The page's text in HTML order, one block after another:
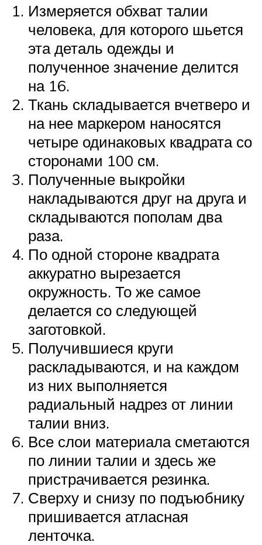
Измеряется обхват талии
человека, для которого шьется
эта деталь одежды и
полученное значение делится
на 16.
Ткань складывается вчетверо и
на нее маркером наносятся
четыре одинаковых квадрата со
сторонами 100 см.
Полученные выкройки
накладываются друг на друга и
складываются пополам два
раза.
По одной стороне квадрата
аккуратно вырезается
окружность. То же самое
делается со следующей
заготовкой.
Получившиеся круги
раскладываются, и на каждом
из них выполняется
радиальный надрез от линии
талии вниз.
Все слои материала сметаются
по линии талии и здесь же
пристрачивается резинка.
Сверху и снизу по подъюбнику
пришивается атласная
ленточка.